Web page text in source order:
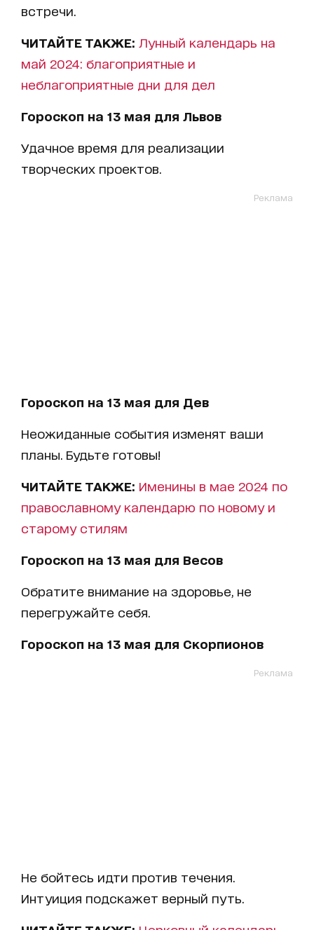
встречи.
ЧИТАЙТЕ ТАКЖЕ: Лунный календарь на
май 2024: благоприятные и
неблагоприятные дни для дел
Гороскоп на 13 мая для Львов
Удачное время для реализации
творческих проектов.
Реклама
Гороскоп на 13 мая для Дев
Неожиданные события изменят ваши
планы. Будьте готовы!
ЧИТАЙТЕ ТАКЖЕ: Именины в мае 2024 по
православному календарю по новому и
старому стилям
Гороскоп на 13 мая для Весов
Обратите внимание на здоровье, не
перегружайте себя.
Гороскоп на 13 мая для Скорпионов
Реклама
Не бойтесь идти против течения.
Интуиция подскажет верный путь.